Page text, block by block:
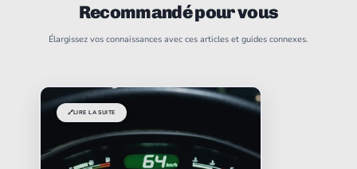
Recommandé pour vous
Élargissez vos connaissances avec ces articles et guides connexes.
🔗LIRE LA SUITE